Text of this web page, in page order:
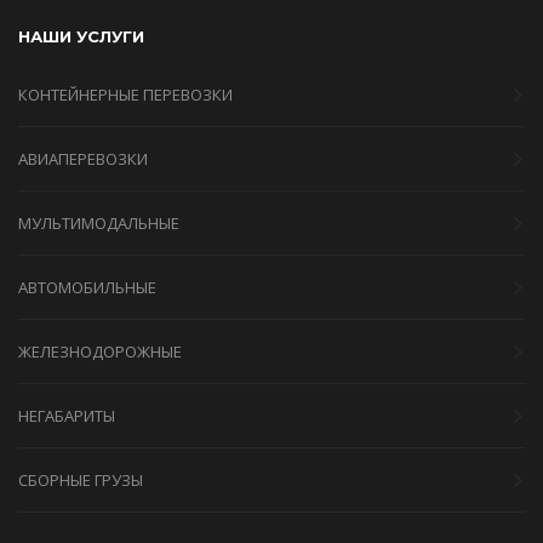
НАШИ УСЛУГИ
КОНТЕЙНЕРНЫЕ ПЕРЕВОЗКИ
АВИАПЕРЕВОЗКИ
МУЛЬТИМОДАЛЬНЫЕ
АВТОМОБИЛЬНЫЕ
ЖЕЛЕЗНОДОРОЖНЫЕ
НЕГАБАРИТЫ
СБОРНЫЕ ГРУЗЫ